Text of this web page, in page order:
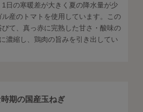
1日の寒暖差が大きく夏の降水量が少
産のトマトを使用しています。この
て、真っ赤に完熟した甘さ・酸味の
濃縮し、鶏肉の旨みを引き出してい
期の国産玉ねぎ